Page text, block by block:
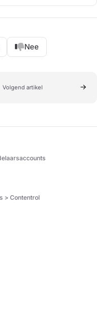
Nee
Volgend artikel
> Contentrol